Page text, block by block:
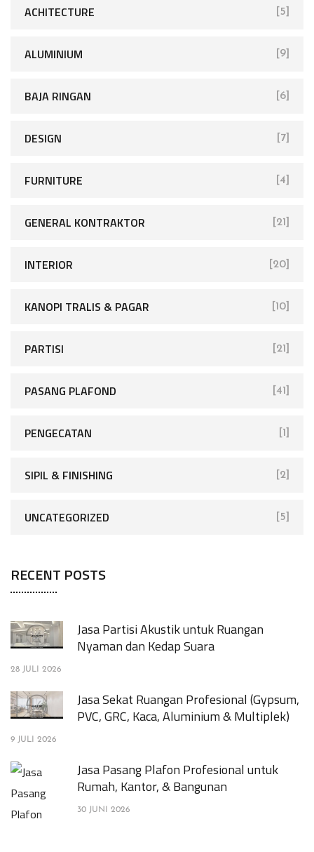
ACHITECTURE [5]
ALUMINIUM [9]
BAJA RINGAN [6]
DESIGN [7]
FURNITURE [4]
GENERAL KONTRAKTOR [21]
INTERIOR [20]
KANOPI TRALIS & PAGAR [10]
PARTISI [21]
PASANG PLAFOND [41]
PENGECATAN [1]
SIPIL & FINISHING [2]
UNCATEGORIZED [5]
RECENT POSTS
Jasa Partisi Akustik untuk Ruangan
Nyaman dan Kedap Suara
28 JULI 2026
Jasa Sekat Ruangan Profesional (Gypsum,
PVC, GRC, Kaca, Aluminium & Multiplek)
9 JULI 2026
Jasa Pasang Plafon Profesional untuk
Rumah, Kantor, & Bangunan
30 JUNI 2026